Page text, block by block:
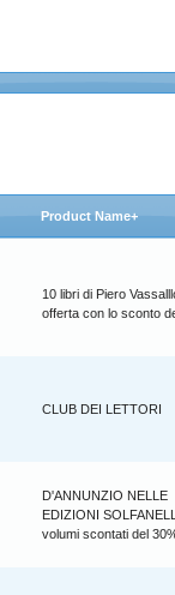
Product Name+
10 libri di Piero
offerta con lo sconto
CLUB DEI LETTORI
D'ANNUNZIO NELLE
EDIZIONI
volumi scontati del